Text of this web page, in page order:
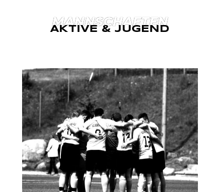
MANNSCHAFTEN
AKTIVE & JUGEND